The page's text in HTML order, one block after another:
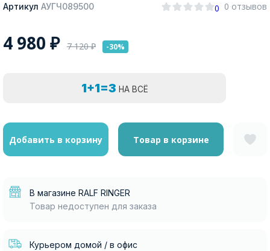
Артикул АУГЧ089500 0 0 отзывов
4 980 ₽ 7 120₽ -30%
1+1=3 НА ВСЁ
Добавить в корзину Товар в корзине
В магазине RALF RINGER
Товар недоступен для заказа
Курьером домой / в офис